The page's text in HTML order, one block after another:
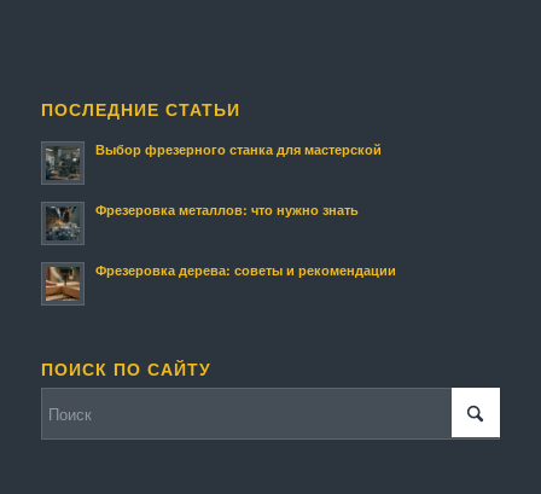
ПОСЛЕДНИЕ СТАТЬИ
Выбор фрезерного станка для мастерской
Фрезеровка металлов: что нужно знать
Фрезеровка дерева: советы и рекомендации
ПОИСК ПО САЙТУ